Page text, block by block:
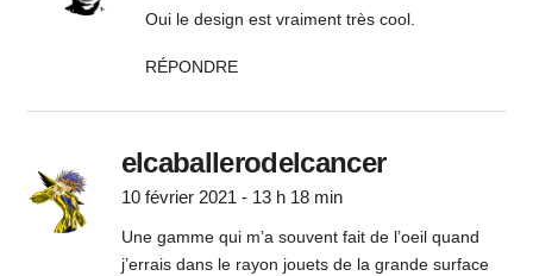
Oui le design est vraiment très cool.
RÉPONDRE
elcaballerodelcancer
10 février 2021 - 13 h 18 min
Une gamme qui m’a souvent fait de l’oeil quand
j’errais dans le rayon jouets de la grande surface